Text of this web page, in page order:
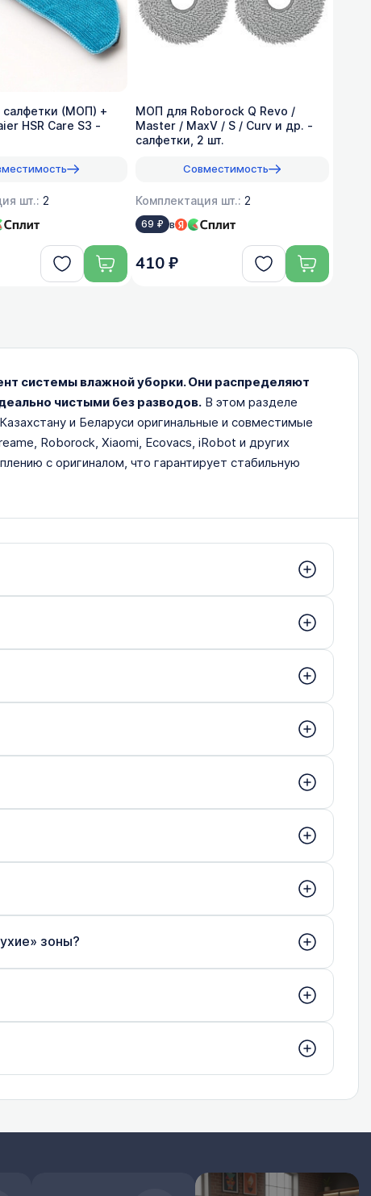
(МОП) +
HSR Care S3 -
шт.:2
МОП для Roborock Q Revo /
Master / MaxV / S / Curv и др. -
салфетки, 2 шт.
Совместимость
Комплектация шт.:2
69 ₽ в
410 ₽
системы влажной уборки. Они распределяют
чистыми без разводов.В этом разделе
и Беларуси оригинальные и совместимые
Roborock, Xiaomi, Ecovacs, iRobot и других
с оригиналом, что гарантирует стабильную
зоны?